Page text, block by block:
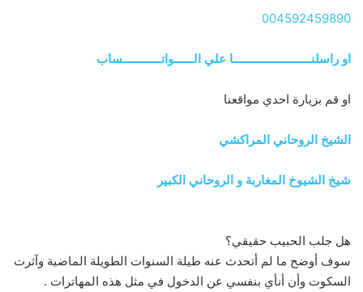
004592459890
او راسلنــــــــــــــــــــــــا علي الــــــواتــــــــــــساب
او قم بزيارة احدي مواقعنا
الشيخ الروحاني المراكشي
شيخ الشيوخ المغاربة و الروحاني الكبير
هل جلب الحبيب حقيقي؟
سوف أوضح ما لم أتحدث عنه طيلة السنوات الطويلة الماضية وآثرت
السكوت وأن أنأي بنفسي عن الدخول في مثل هذه المهاترات .